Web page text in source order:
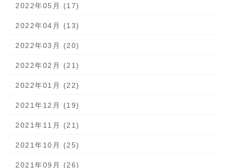
2022年05月 (17)
2022年04月 (13)
2022年03月 (20)
2022年02月 (21)
2022年01月 (22)
2021年12月 (19)
2021年11月 (21)
2021年10月 (25)
2021年09月 (26)